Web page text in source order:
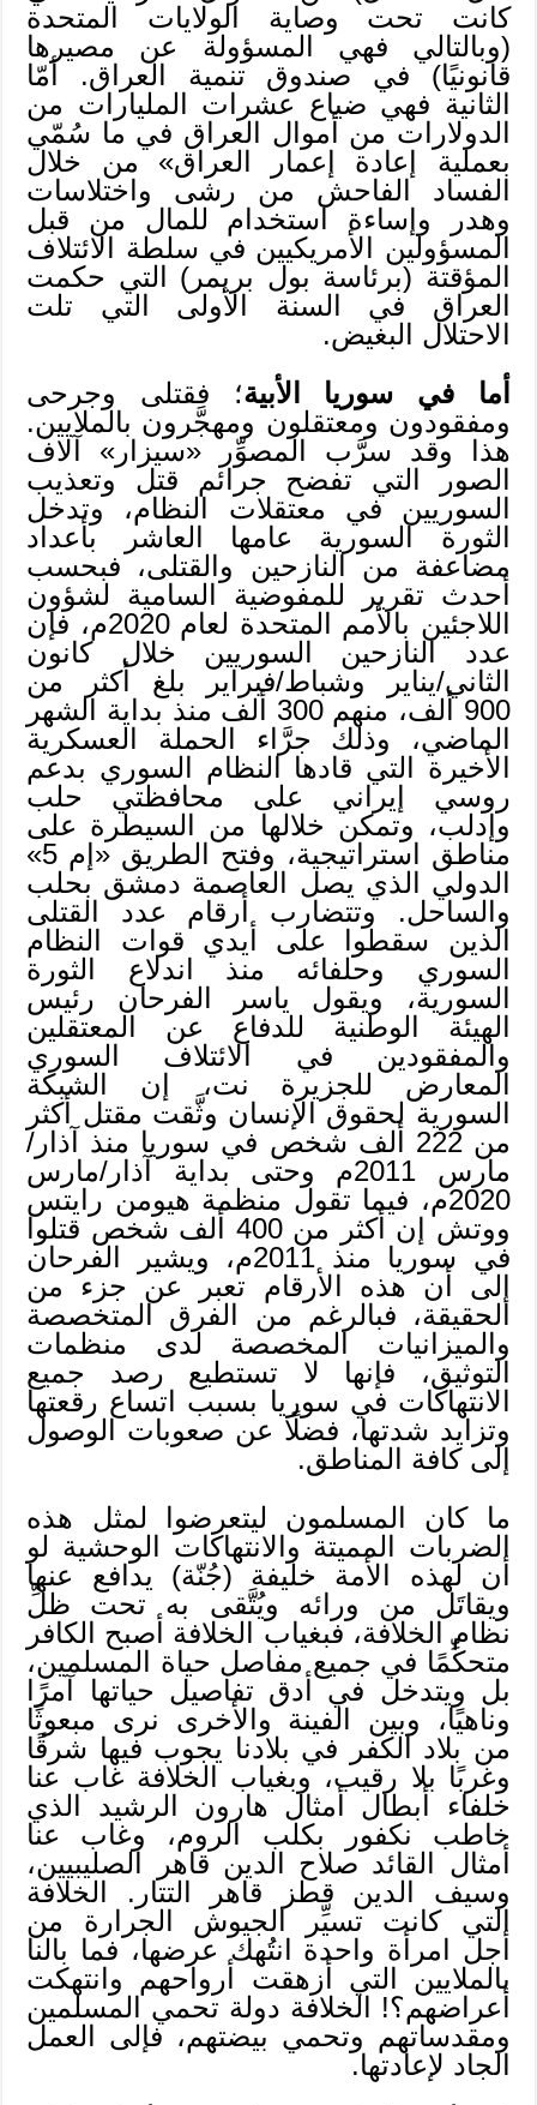
كانت تحت وصاية الولايات المتحدة
(وبالتالي فهي المسؤولة عن مصيرها
قانونيًا) في صندوق تنمية العراق. أمّا
الثانية فهي ضياع عشرات المليارات من
الدولارات من أموال العراق في ما سُمّي
بعملية إعادة إعمار العراق» من خلال
الفساد الفاحش من رشى واختلاسات
وهدر وإساءة استخدام للمال من قبل
المسؤولين الأمريكيين في سلطة الائتلاف
المؤقتة (برئاسة بول بريمر) التي حكمت
العراق في السنة الأولى التي تلت
الاحتلال البغيض.
أما في سوريا الأبية؛ فقتلى وجرحى
ومفقودون ومعتقلون ومهجَّرون بالملايين.
هذا وقد سرَّب المصوِّر «سيزار» آلاف
الصور التي تفضح جرائم قتل وتعذيب
السوريين في معتقلات النظام، وتدخل
الثورة السورية عامها العاشر بأعداد
مضاعفة من النازحين والقتلى، فبحسب
أحدث تقرير للمفوضية السامية لشؤون
اللاجئين بالأمم المتحدة لعام 2020م، فإن
عدد النازحين السوريين خلال كانون
الثاني/يناير وشباط/فبراير بلغ أكثر من
900 ألف، منهم 300 ألف منذ بداية الشهر
الماضي، وذلك جرَّاء الحملة العسكرية
الأخيرة التي قادها النظام السوري بدعم
روسي إيراني على محافظتي حلب
وإدلب، وتمكن خلالها من السيطرة على
مناطق استراتيجية، وفتح الطريق «إم 5»
الدولي الذي يصل العاصمة دمشق بحلب
والساحل. وتتضارب أرقام عدد القتلى
الذين سقطوا على أيدي قوات النظام
السوري وحلفائه منذ اندلاع الثورة
السورية، ويقول ياسر الفرحان رئيس
الهيئة الوطنية للدفاع عن المعتقلين
والمفقودين في الائتلاف السوري
المعارض للجزيرة نت، إن الشبكة
السورية لحقوق الإنسان وثَّقت مقتل أكثر
من 222 ألف شخص في سوريا منذ آذار/
مارس 2011م وحتى بداية آذار/مارس
2020م، فيما تقول منظمة هيومن رايتس
ووتش إن أكثر من 400 ألف شخص قتلوا
في سوريا منذ 2011م، ويشير الفرحان
إلى أن هذه الأرقام تعبر عن جزء من
الحقيقة، فبالرغم من الفرق المتخصصة
والميزانيات المخصصة لدى منظمات
التوثيق، فإنها لا تستطيع رصد جميع
الانتهاكات في سوريا بسبب اتساع رقعتها
وتزايد شدتها، فضلًا عن صعوبات الوصول
إلى كافة المناطق.
ما كان المسلمون ليتعرضوا لمثل هذه
الضربات المميتة والانتهاكات الوحشية لو
أن لهذه الأمة خليفة (جُنّة) يدافع عنها
ويقاتَل من ورائه ويُتَّقى به تحت ظلِّ
نظام الخلافة، فبغياب الخلافة أصبح الكافر
متحكِّمًا في جميع مفاصل حياة المسلمين،
بل ويتدخل في أدق تفاصيل حياتها آمرًا
وناهيًا، وبين الفينة والأخرى نرى مبعوثًا
من بلاد الكفر في بلادنا يجوب فيها شرقًا
وغربًا بلا رقيب، وبغياب الخلافة غاب عنا
خلفاء أبطال أمثال هارون الرشيد الذي
خاطب نكفور بكلب الروم، وغاب عنا
أمثال القائد صلاح الدين قاهر الصليبيين،
وسيف الدين قطز قاهر التتار. الخلافة
التي كانت تسيِّر الجيوش الجرارة من
أجل امرأة واحدة انتُهك عرضها، فما بالنا
بالملايين التي أزهقت أرواحهم وانتهكت
أعراضهم؟! الخلافة دولة تحمي المسلمين
ومقدساتهم وتحمي بيضتهم، فإلى العمل
الجاد لإعادتها.